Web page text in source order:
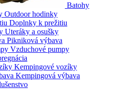
Batohy
Outdoor hodinky
Doplnky k prežitiu
Uteráky a osušky
Pikniková výbava
Vzduchové pumpy
Kempingové vozíky
Kempingová výbava